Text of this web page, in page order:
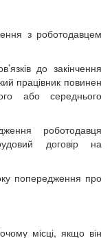
з роботодавцем
до закінчення
працівник повинен
або середнього
роботодавця
договір на
попередження про
місці, якщо він